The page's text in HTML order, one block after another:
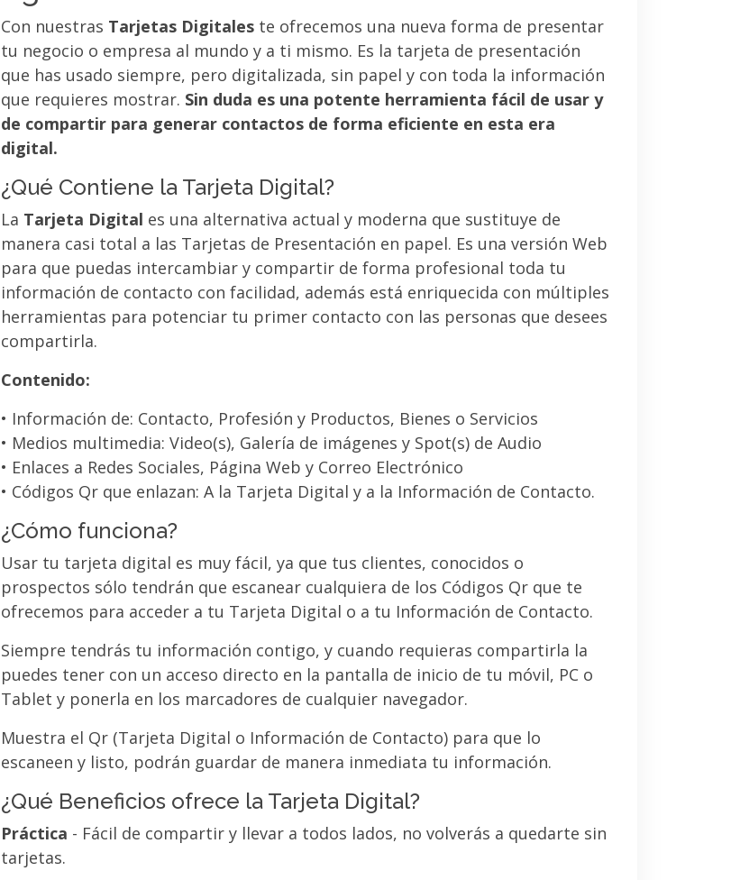
Con nuestras Tarjetas Digitales te ofrecemos una nueva forma de presentar
tu negocio o empresa al mundo y a ti mismo. Es la tarjeta de presentación
que has usado siempre, pero digitalizada, sin papel y con toda la información
que requieres mostrar. Sin duda es una potente herramienta fácil de usar y
de compartir para generar contactos de forma eficiente en esta era
digital.
¿Qué Contiene la Tarjeta Digital?
La Tarjeta Digital es una alternativa actual y moderna que sustituye de
manera casi total a las Tarjetas de Presentación en papel. Es una versión Web
para que puedas intercambiar y compartir de forma profesional toda tu
información de contacto con facilidad, además está enriquecida con múltiples
herramientas para potenciar tu primer contacto con las personas que desees
compartirla.
Contenido:
• Información de: Contacto, Profesión y Productos, Bienes o Servicios
• Medios multimedia: Video(s), Galería de imágenes y Spot(s) de Audio
• Enlaces a Redes Sociales, Página Web y Correo Electrónico
• Códigos Qr que enlazan: A la Tarjeta Digital y a la Información de Contacto.
¿Cómo funciona?
Usar tu tarjeta digital es muy fácil, ya que tus clientes, conocidos o
prospectos sólo tendrán que escanear cualquiera de los Códigos Qr que te
ofrecemos para acceder a tu Tarjeta Digital o a tu Información de Contacto.
Siempre tendrás tu información contigo, y cuando requieras compartirla la
puedes tener con un acceso directo en la pantalla de inicio de tu móvil, PC o
Tablet y ponerla en los marcadores de cualquier navegador.
Muestra el Qr (Tarjeta Digital o Información de Contacto) para que lo
escaneen y listo, podrán guardar de manera inmediata tu información.
¿Qué Beneficios ofrece la Tarjeta Digital?
Práctica - Fácil de compartir y llevar a todos lados, no volverás a quedarte sin
tarjetas.